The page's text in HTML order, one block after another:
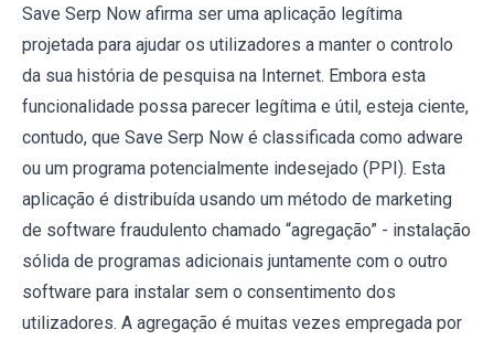
Save Serp Now afirma ser uma aplicação legítima
projetada para ajudar os utilizadores a manter o controlo
da sua história de pesquisa na Internet. Embora esta
funcionalidade possa parecer legítima e útil, esteja ciente,
contudo, que Save Serp Now é classificada como adware
ou um programa potencialmente indesejado (PPI). Esta
aplicação é distribuída usando um método de marketing
de software fraudulento chamado “agregação” - instalação
sólida de programas adicionais juntamente com o outro
software para instalar sem o consentimento dos
utilizadores. A agregação é muitas vezes empregada por